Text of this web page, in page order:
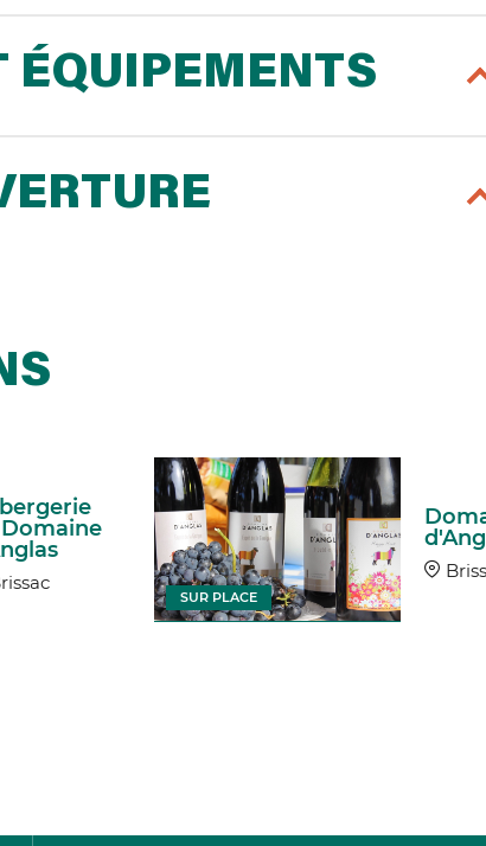
ÉQUIPEMENTS
SUR PLACE